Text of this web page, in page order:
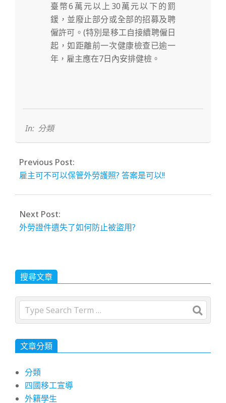
臺幣6萬元以上30萬元以下的罰
鍰，並廢止部分或全部的招募及聘
僱許可。 (特別是移工自接續聘僱日
起，如距離前一次健康檢查已逾一
年，雇主應在7日內安排健檢。
06
In: 分類
Previous Post:
雇主可不可以保管外勞護照? 答案是可以!!
Next Post:
外勞證件遺失了如何防止被盜用?
搜尋文章
Search
文章分類
分類
四國移工宣導
外籍學生